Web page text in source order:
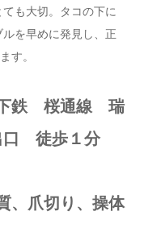
も大切。タコの下に
を早めに発見し、正
す。
鉄 桜通線 瑞
口 徒歩１分
、爪切り、操体